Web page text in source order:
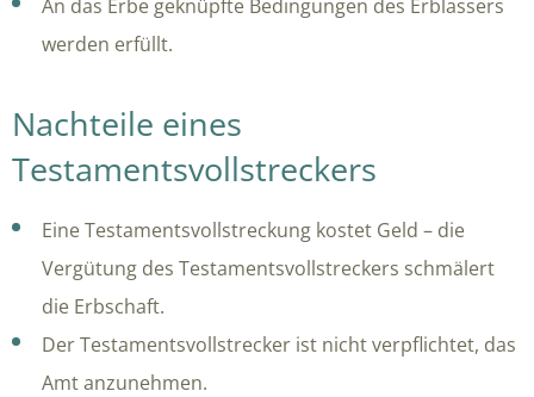
An das Erbe geknüpfte Bedingungen des Erblassers
werden erfüllt.
Nachteile eines
Testamentsvollstreckers
Eine Testamentsvollstreckung kostet Geld – die
Vergütung des Testamentsvollstreckers schmälert
die Erbschaft.
Der Testamentsvollstrecker ist nicht verpflichtet, das
Amt anzunehmen.